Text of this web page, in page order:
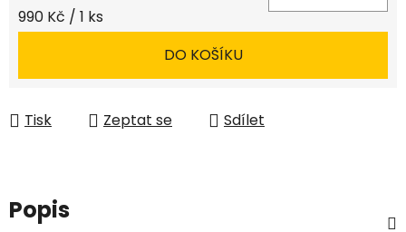
Měrná cena:
990 Kč / 1 ks
DO KOŠÍKU
Tisk Zeptat se Sdílet
Popis